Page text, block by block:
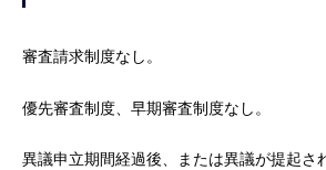
審査請求制度なし。
優先審査制度、早期審査制度なし。
異議申立期間経過後、または異議が提起さ